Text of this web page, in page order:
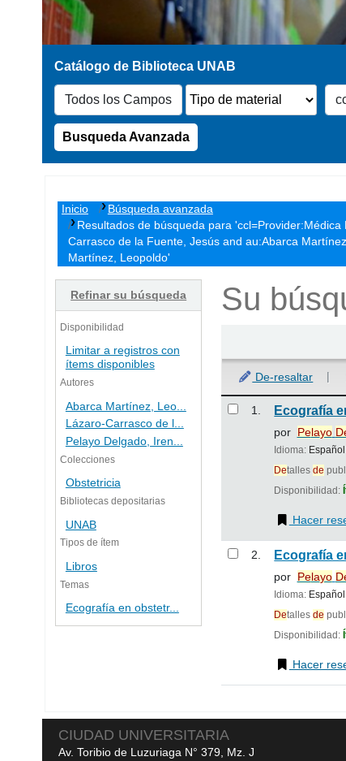
Busqueda Avanzada
Inicio
Búsqueda avanzada
Resultados de búsqueda para
Carrasco de la Fuente, Jesús and au:Abarca
Martínez, Leopoldo'
Refinar su búsqueda
Disponibilidad
Limitar a registros con
ítems disponibles
Autores
Abarca Martínez, Leo...
Lázaro-Carrasco de l...
Pelayo Delgado, Iren...
Colecciones
Obstetricia
Bibliotecas depositarias
UNAB
Tipos de ítem
Libros
Temas
Ecografía en obstetr...
Su
De-resaltar
Resultados
1. Ecografía
por Pelayo
Idioma: Español
Detallesde
Disponibilidad:
Hacer
2. Ecografía
por Pelayo
Idioma: Español
Detallesde
Disponibilidad:
Hacer
CIUDAD UNIVERSITARIA
Av. Toribio de Luzuriaga N° 379, Mz. J